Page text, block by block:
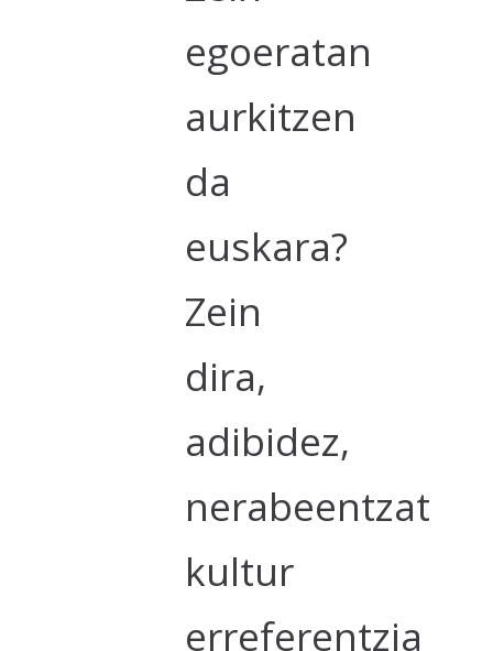
egoeratan
aurkitzen
da
euskara?
Zein
dira,
adibidez,
nerabeentzat
kultur
erreferentzia